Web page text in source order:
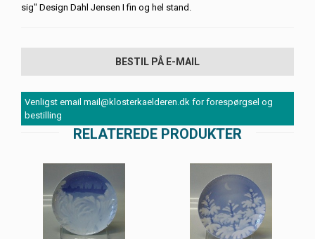
sig" Design Dahl Jensen I fin og hel stand.
BESTIL PÅ E-MAIL
Venligst email mail@klosterkaelderen.dk for forespørgsel og
bestilling
RELATEREDE PRODUKTER